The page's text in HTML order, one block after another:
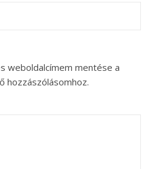
weboldalcímem mentése a
hozzászólásomhoz.